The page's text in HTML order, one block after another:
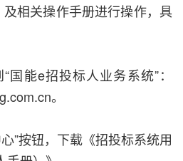
相关操作手册进行操作，具
国能e招投标人业务系统”：
。
”按钮，下载《招投标系统用